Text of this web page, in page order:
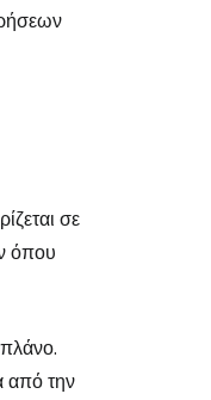
σε
όπου
από την